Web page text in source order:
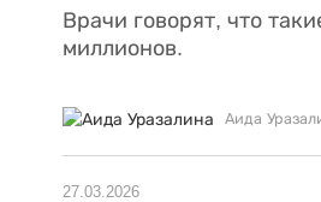
Врачи говорят, что
миллионов.
Аида
27.03.2026